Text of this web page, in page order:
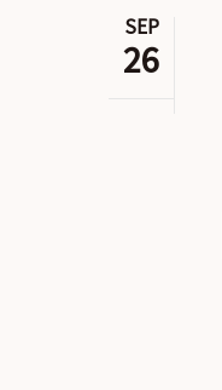
SEP
26